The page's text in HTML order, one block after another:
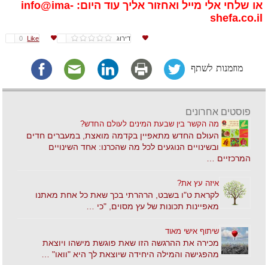
או שלחי אלי מייל ואחזור אליך עוד היום:info@ima-
shefa.co.il
Like
0 דירוג
מוזמנות לשתף
פוסטים אחרונים
מה הקשר בין שבעת המינים לעולם החדש?
העולם החדש מתאפיין בקדמה מואצת, במעברים חדים
ובשינויים הנוגעים לכל מה שהכרנו: אחד השינויים
המרכזיים …
איזה עץ את?
לקראת ט"ו בשבט, הרהרתי בכך שאת כל אחת מאתנו
מאפיינות תכונות של עץ מסוים, "כי …
שיתוף אישי מאוד
מכירה את ההרגשה הזו שאת פוגשת מישהו ויוצאת
מהפגישה והמילה היחידה שיוצאת לך היא "וואו" …